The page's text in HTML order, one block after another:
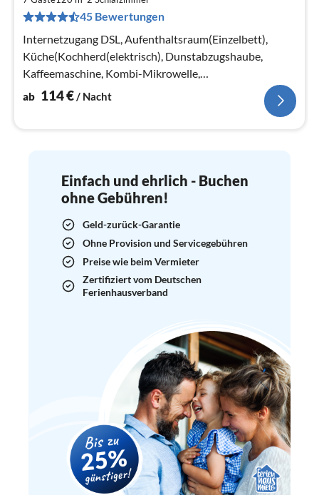
45 Bewertungen
Internetzugang DSL, Aufenthaltsraum(Einzelbett),
Küche(Kochherd(elektrisch), Dunstabzugshaube,
Kaffeemaschine, Kombi-Mikrowelle,
Kühl-/Gefrierkombination)
ab 114€/ Nacht
Einfach und ehrlich - Buchen
ohne Gebühren!
Geld-zurück-Garantie
Ohne Provision und Servicegebühren
Preise wie beim Vermieter
Zertifiziert vom Deutschen
Ferienhausverband